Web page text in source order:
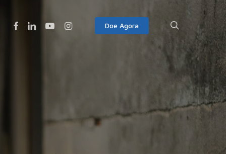
Doe Agora search
FacebookLinkedinYoutubeInstagram